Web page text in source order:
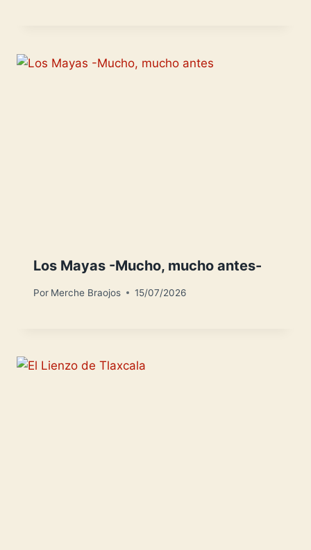
Los Mayas -Mucho, mucho antes-
Por Merche Braojos 15/07/2026